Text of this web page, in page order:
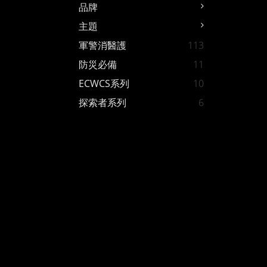
品牌
主題
軍警消醫護
113
防災必備
11
ECWCS系列
10
探索者系列
6